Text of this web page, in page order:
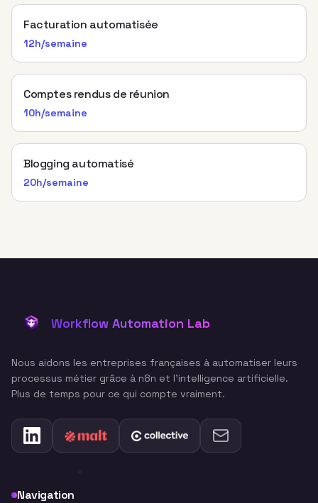
Facturation automatisée
12h/semaine
Comptes rendus de réunion
10h/semaine
Blogging automatisé
20h/semaine
Workflow Automation Lab
Nous aidons les entreprises françaises à automatiser leurs
processus métier grâce à n8n et l'intelligence artificielle.
Plus de temps pour ce qui compte vraiment.
Navigation